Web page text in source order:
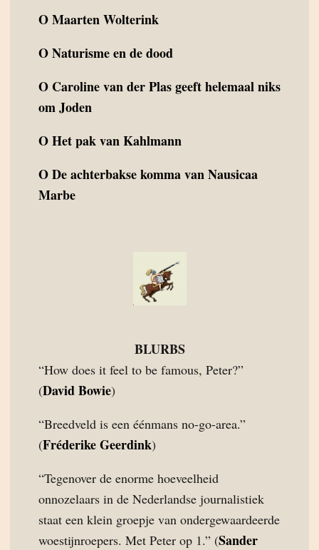
OMaarten Wolterink
ONaturisme en de dood
O Caroline van der Plas geeft helemaal niks
om Joden
OHet pak van Kahlmann
ODe achterbakse komma van Nausicaa
Marbe
BLURBS
“How does it feel to be famous, Peter?”
(David Bowie)
“Breedveld is een éénmans no-go-area.”
(Fréderike Geerdink)
“Tegenover de enorme hoeveelheid
onnozelaars in de Nederlandse journalistiek
staat een klein groepje van ondergewaardeerde
woestijnroepers. Met Peter op 1.” (Sander